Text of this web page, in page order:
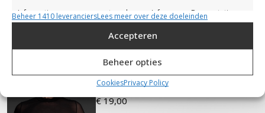
Informatie op een apparaat opslaan en/of openen, De prestaties
van advertenties meten, Contentprestaties meten,
Publieksgroepen begrijpen aan de hand van statistieken of
Marketing
gegevens gebruiken om advertenties te selecteren, Profielen
Beheer 1410 leveranciersLees meer over deze doeleinden
Accepteren
Beheer opties
CookiesPrivacy Policy
Bolero Mesh
€19,00